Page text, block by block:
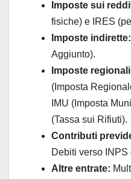
Imposte sui
fisiche) e IRES
Imposte indirette:
Aggiunto).
Imposte
(Imposta
IMU (Imposta
(Tassa sui Rifiuti).
Contributi
Debiti verso INPS
Altre entrate: